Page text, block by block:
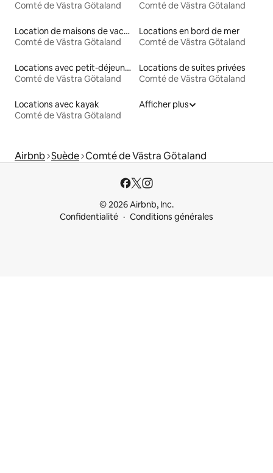
Comté de Västra Götaland
Comté de Västra Götaland
Location de maisons de vacances
Comté de Västra Götaland
Locations en bord de mer
Comté de Västra Götaland
Locations avec petit-déjeuner
Comté de Västra Götaland
Locations de suites privées
Comté de Västra Götaland
Locations avec kayak
Comté de Västra Götaland
Afficher plus
Airbnb Suède Comté de Västra Götaland
© 2026 Airbnb, Inc.
Confidentialité
Conditions générales